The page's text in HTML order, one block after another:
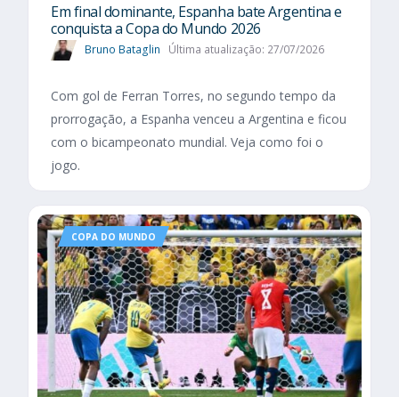
Em final dominante, Espanha bate Argentina e
conquista a Copa do Mundo 2026
Bruno Bataglin Última atualização: 27/07/2026
Com gol de Ferran Torres, no segundo tempo da
prorrogação, a Espanha venceu a Argentina e ficou
com o bicampeonato mundial. Veja como foi o
jogo.
COPA DO MUNDO